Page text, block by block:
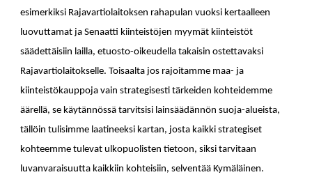
esimerkiksi Rajavartiolaitoksen rahapulan vuoksi kertaalleen
luovuttamat ja Senaatti kiinteistöjen myymät kiinteistöt
säädettäisiin lailla, etuosto-oikeudella takaisin ostettavaksi
Rajavartiolaitokselle. Toisaalta jos rajoitamme maa- ja
kiinteistökauppoja vain strategisesti tärkeiden kohteidemme
äärellä, se käytännössä tarvitsisi lainsäädännön suoja-alueista,
tällöin tulisimme laatineeksi kartan, josta kaikki strategiset
kohteemme tulevat ulkopuolisten tietoon, siksi tarvitaan
luvanvaraisuutta kaikkiin kohteisiin, selventää Kymäläinen.